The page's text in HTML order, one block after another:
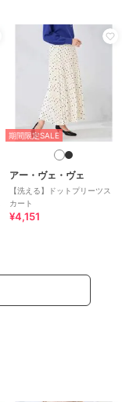
期間限定SALE
アー・ヴェ・ヴェ
【洗える】ドットプリーツス
カート
¥4,151